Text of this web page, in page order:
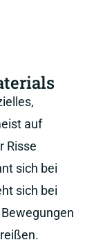
auf
Risse
sich bei
sich bei